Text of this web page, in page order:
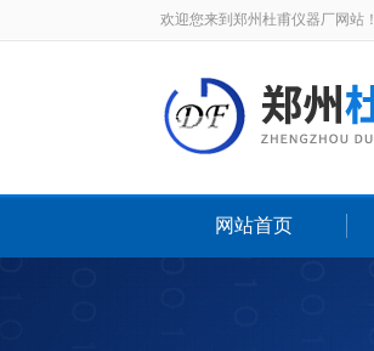
欢迎您来到郑州杜甫仪器厂网站！
网站首页